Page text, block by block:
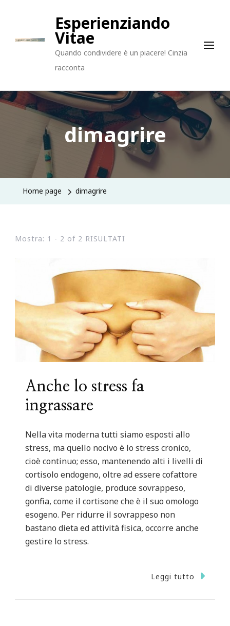
Esperienziando
Vitae
Quando condividere è un piacere! Cinzia
racconta
dimagrire
Home page dimagrire
Mostra: 1 - 2 of 2 RISULTATI
Anche lo stress fa
ingrassare
Nella vita moderna tutti siamo esposti allo
stress, ma quello nocivo è lo stress cronico,
cioè continuo; esso, mantenendo alti i livelli di
cortisolo endogeno, oltre ad essere cofattore
di diverse patologie, produce sovrappeso,
gonfia, come il cortisone che è il suo omologo
esogeno. Per ridurre il sovrappeso non
bastano dieta ed attività fisica, occorre anche
gestire lo stress.
Leggi tutto